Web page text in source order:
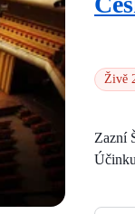
Živě
Zazní